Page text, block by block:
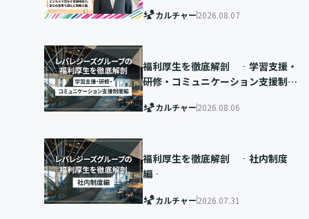
カルチャー2026.08.07
福利厚生を徹底解剖 ‐学習支援・
研修・コミュニケーション支援制度
カルチャー2026.08.06
福利厚生を徹底解剖 ‐社内制度
編‐
カルチャー2026.07.31